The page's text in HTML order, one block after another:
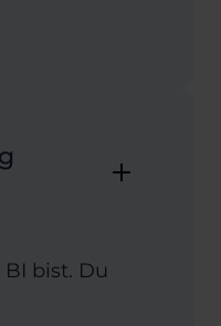
bist. Du